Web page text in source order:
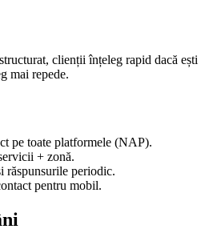
clienții înțeleg rapid dacă ești
mai repede.
pe toate platformele (NAP).
+ zonă.
răspunsurile periodic.
pentru mobil.